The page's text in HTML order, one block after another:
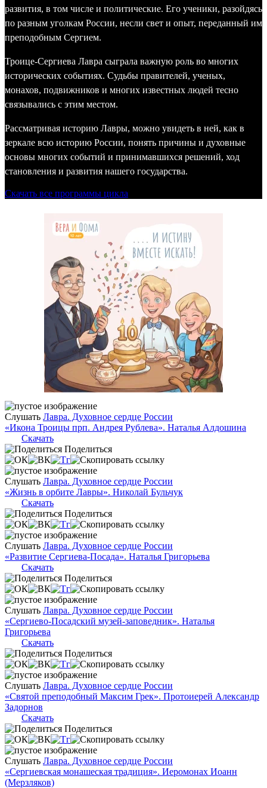
развития, в том числе и политические. Его ученики, разойдясь
по разным уголкам России, несли свет и опыт, переданный им
преподобным Сергием.
Троице-Сергиева Лавра сыграла важную роль во многих
исторических событиях. Судьбы правителей, ученых,
монахов, подвижников и многих известных людей тесно
связывались с этим местом.
Рассматривая историю Лавры, можно увидеть в ней, как в
зеркале всю историю России, понять причины и духовные
основы многих событий и принимавшихся решений, ход
становления и развития нашего государства.
Скачать все программы цикла
Слушать Лавра. Духовное сердце России
«Икона Троицы прп. Андрея Рублева». Наталья Алдошина
Скачать
Поделиться
Слушать Лавра. Духовное сердце России
«Жизнь в орбите Лавры». Николай Бульчук
Скачать
Поделиться
Слушать Лавра. Духовное сердце России
«Развитие Сергиева-Посада». Наталья Григорьева
Скачать
Поделиться
Слушать Лавра. Духовное сердце России
«Сергиево-Посадский музей-заповедник». Наталья
Григорьева
Скачать
Поделиться
Слушать Лавра. Духовное сердце России
«Святой преподобный Максим Грек». Протоиерей Александр
Задорнов
Скачать
Поделиться
Слушать Лавра. Духовное сердце России
«Сергиевская монашеская традиция». Иеромонах Иоанн
(Мерзляков)